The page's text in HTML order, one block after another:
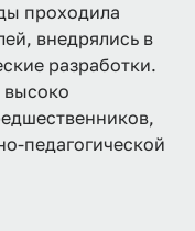
проходила
внедрялись в
разработки.
высоко
педагогической